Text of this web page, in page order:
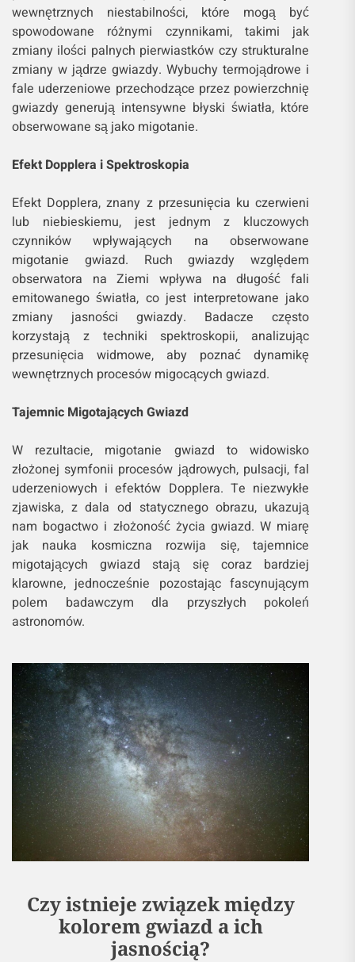
wewnętrznych niestabilności, które mogą być
spowodowane różnymi czynnikami, takimi jak
zmiany ilości palnych pierwiastków czy strukturalne
zmiany w jądrze gwiazdy. Wybuchy termojądrowe i
fale uderzeniowe przechodzące przez powierzchnię
gwiazdy generują intensywne błyski światła, które
obserwowane są jako migotanie.
Efekt Dopplera i Spektroskopia
Efekt Dopplera, znany z przesunięcia ku czerwieni
lub niebieskiemu, jest jednym z kluczowych
czynników wpływających na obserwowane
migotanie gwiazd. Ruch gwiazdy względem
obserwatora na Ziemi wpływa na długość fali
emitowanego światła, co jest interpretowane jako
zmiany jasności gwiazdy. Badacze często
korzystają z techniki spektroskopii, analizując
przesunięcia widmowe, aby poznać dynamikę
wewnętrznych procesów migocących gwiazd.
Tajemnic Migotających Gwiazd
W rezultacie, migotanie gwiazd to widowisko
złożonej symfonii procesów jądrowych, pulsacji, fal
uderzeniowych i efektów Dopplera. Te niezwykłe
zjawiska, z dala od statycznego obrazu, ukazują
nam bogactwo i złożoność życia gwiazd. W miarę
jak nauka kosmiczna rozwija się, tajemnice
migotających gwiazd stają się coraz bardziej
klarowne, jednocześnie pozostając fascynującym
polem badawczym dla przyszłych pokoleń
astronomów.
Czy istnieje związek między
kolorem gwiazd a ich
jasnością?